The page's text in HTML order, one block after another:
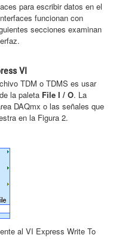
para escribir datos en el
funcionan con
secciones examinan
VI
TDM o TDMS es usar
de la paleta File I / O. La
DAQmx o las señales que
en la Figura 2.
al VI Express Write To